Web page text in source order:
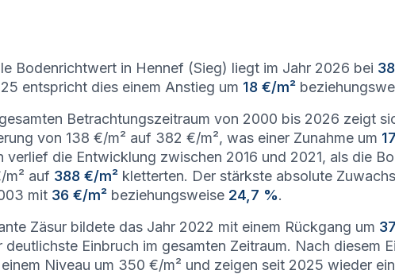
Bodenrichtwert in Hennef (Sieg) liegt im Jahr 2026 bei
entspricht dies einem Anstieg um 18 €/m²
Betrachtungszeitraum von 2000 bis 2026 zeigt
von 138 €/m² auf 382 €/m², was einer Zunahme um
verlief die Entwicklung zwischen 2016 und 2021, als die
auf 388 €/m² kletterten. Der stärkste absolute
mit 36 €/m² beziehungsweise 24,7 %.
Zäsur bildete das Jahr 2022 mit einem Rückgang um
deutlichste Einbruch im gesamten Zeitraum. Nach diesem
Niveau um 350 €/m² und zeigen seit 2025 wieder